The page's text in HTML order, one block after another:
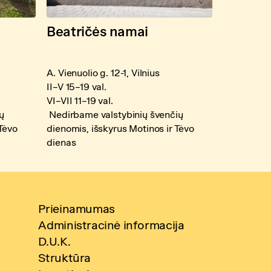
Beatričės namai
A. Vienuolio g. 12-1, Vilnius
II–V 15–19 val.
VI–VII 11–19 val.
Nedirbame valstybinių švenčių
dienomis, išskyrus Motinos ir Tėvo
dienas
Prieinamumas
Administracinė informacija
D.U.K.
Struktūra